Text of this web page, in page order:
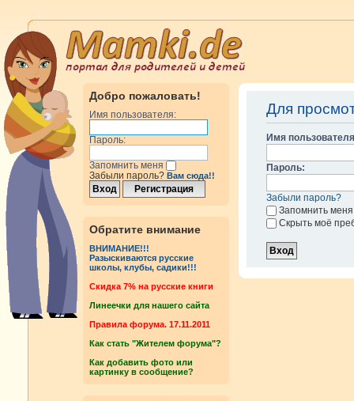
Добро пожаловать!
Имя пользователя:
Пароль:
Запомнить меня
Забыли пароль? Вам сюда!!
Обратите внимание
ВНИМАНИЕ!!!
Разыскиваются русские
школы, клубы, садики!!!
Cкидка 7% на русские книги
Линеечки для нашего сайта
Правила форума. 17.11.2011
Как стать "Жителем форума"?
Как добавить фото или
картинку в сообщение?
Для
Имя
Пароль:
Забыли пароль?
Запомнить меня
Скрыть моё